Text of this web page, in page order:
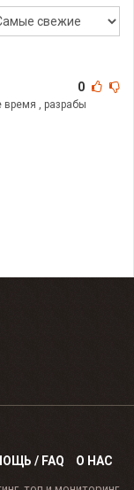
0
время , разрабы
/ FAQ О НАС